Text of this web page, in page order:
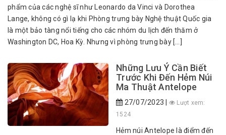
phẩm của các nghệ sĩ như Leonardo da Vinci và Dorothea
Lange, không có gì lạ khi Phòng trưng bày Nghệ thuật Quốc gia
là một bảo tàng nổi tiếng cho các nhóm du lịch đến thăm ở
Washington DC, Hoa Kỳ. Nhưng vì phòng trưng bày […]
Những Lưu Ý Cần Biết
Trước Khi Đến Hẻm Núi
Ma Thuật Antelope
27/07/2023 |
Lượt xem:
1524
Hẻm núi Antelope là điểm đến